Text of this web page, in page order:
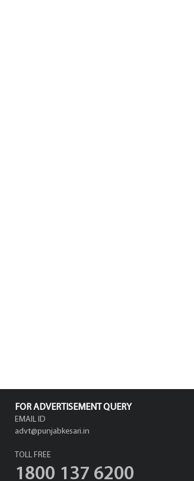
FOR ADVERTISEMENT QUERY
EMAIL ID
advt@punjabkesari.in
TOLL FREE
1800 137 6200